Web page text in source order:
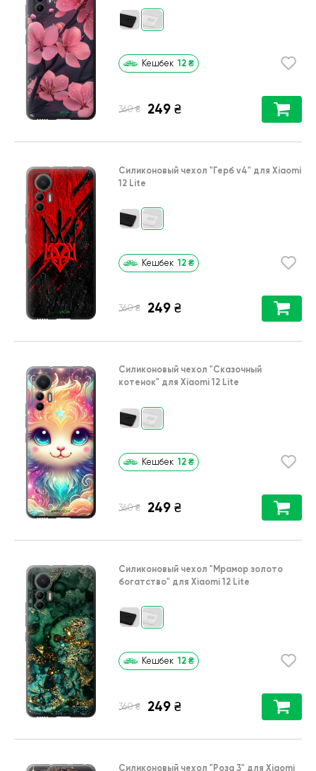
Кешбек 12 ₴
360 ₴ 249 ₴
Силиконовый чехол "Герб v4" для Xiaomi
12 Lite
Кешбек 12 ₴
360 ₴ 249 ₴
Силиконовый чехол "Сказочный
котенок" для Xiaomi 12 Lite
Кешбек 12 ₴
360 ₴ 249 ₴
Силиконовый чехол "Мрамор золото
богатство" для Xiaomi 12 Lite
Кешбек 12 ₴
360 ₴ 249 ₴
Силиконовый чехол "Роза 3" для Xiaomi